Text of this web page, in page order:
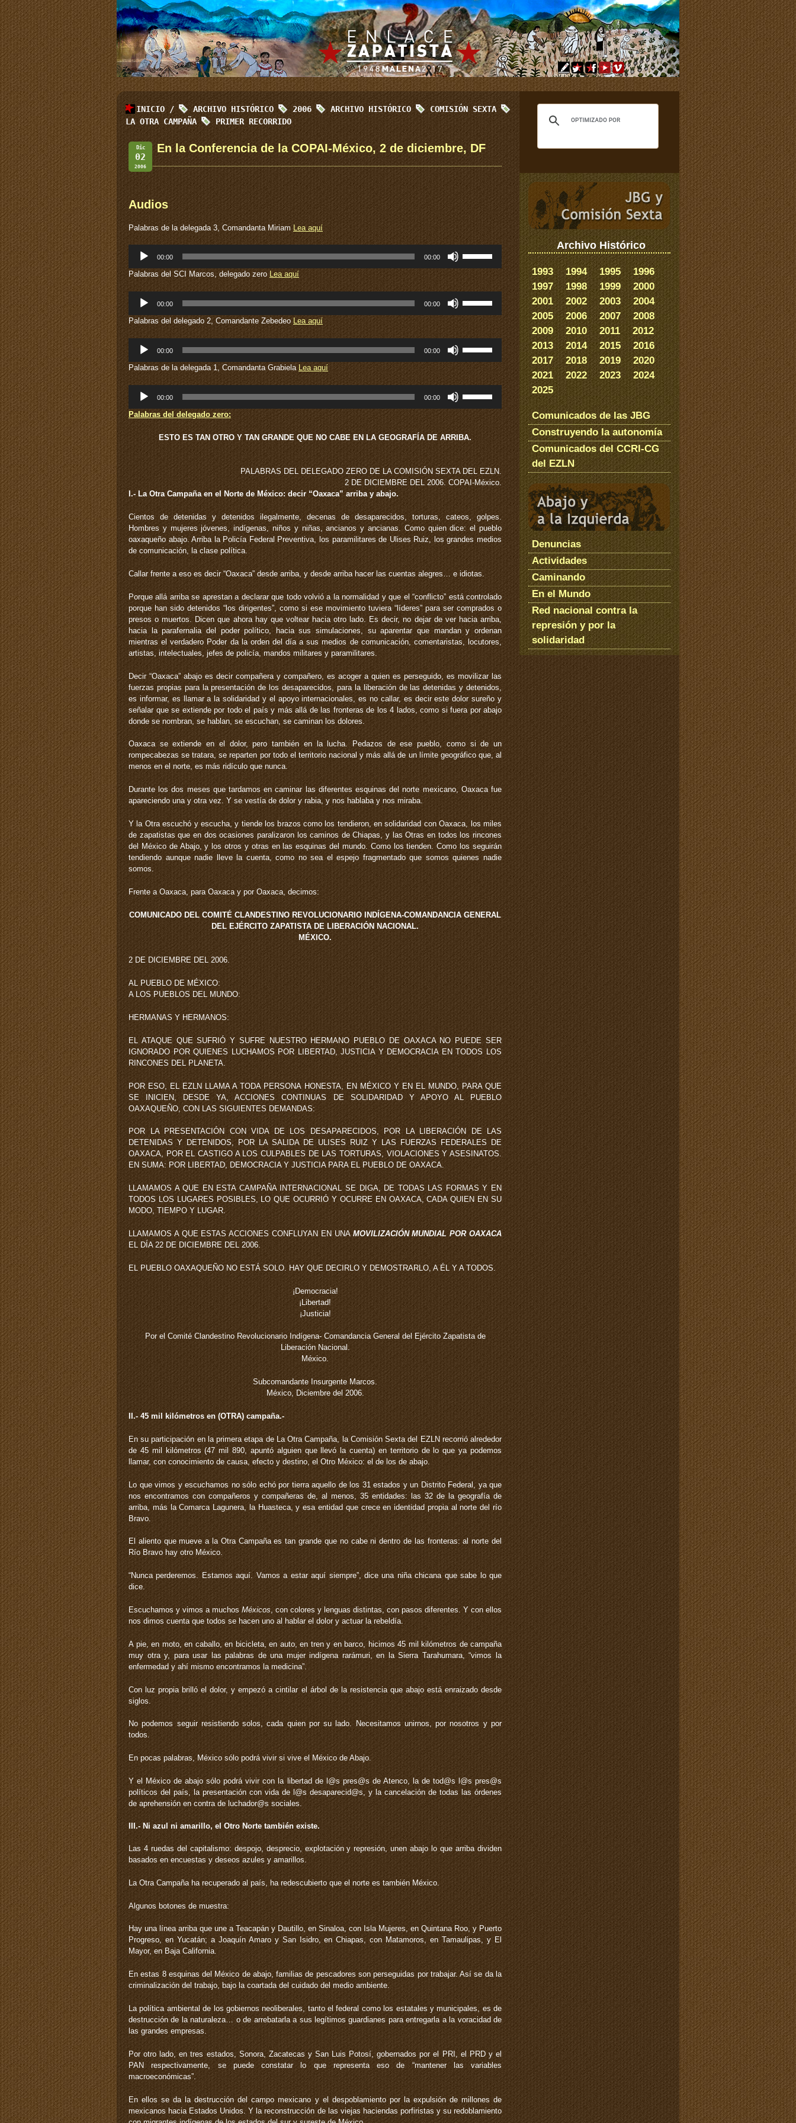
INICIO / ARCHIVO HISTÓRICO 2006 ARCHIVO HISTÓRICO
COMISIÓN SEXTA
LA OTRA CAMPAÑA
PRIMER RECORRIDO
Dic
02
2006
En la Conferencia de la COPAI-México, 2 de diciembre, DF
Audios
Palabras de la delegada 3, Comandanta Miriam Lea aquí
Reproductor
audio
00:00 00:00
las
arriba/abajo
para
o
disminuir
el
volumen.
Palabras del SCI Marcos, delegado zero Lea aquí
Reproductor
audio
00:00 00:00
las
teclas
arriba/abajo
para
aumentar
o
disminuir
el
volumen.
Palabras del delegado 2, Comandante Zebedeo Lea aquí
Reproductor
audio
00:00 00:00
las
teclas
arriba/abajo
para
aumentar
o
disminuir
el
volumen.
Palabras de la delegada 1, Comandanta Grabiela Lea aquí
Reproductor
audio
00:00 00:00
las
flecha
arriba/abajo
aumentar
o
el
volumen.
Palabras del delegado zero:
ESTO ES TAN OTRO Y TAN GRANDE QUE NO CABE EN LA GEOGRAFÍA DE ARRIBA.
PALABRAS DEL DELEGADO ZERO DE LA COMISIÓN SEXTA DEL EZLN.
2 DE DICIEMBRE DEL 2006. COPAI-México.
I.- La Otra Campaña en el Norte de México: decir “Oaxaca” arriba y abajo.
Cientos de detenidas y detenidos ilegalmente, decenas de desaparecidos, torturas, cateos, golpes.
Hombres y mujeres jóvenes, indígenas, niños y niñas, ancianos y ancianas. Como quien dice: el pueblo
oaxaqueño abajo. Arriba la Policía Federal Preventiva, los paramilitares de Ulises Ruiz, los grandes medios
de comunicación, la clase política.
Callar frente a eso es decir “Oaxaca” desde arriba, y desde arriba hacer las cuentas alegres… e idiotas.
Porque allá arriba se aprestan a declarar que todo volvió a la normalidad y que el “conflicto” está controlado
porque han sido detenidos “los dirigentes”, como si ese movimiento tuviera “líderes” para ser comprados o
presos o muertos. Dicen que ahora hay que voltear hacia otro lado. Es decir, no dejar de ver hacia arriba,
hacia la parafernalia del poder político, hacia sus simulaciones, su aparentar que mandan y ordenan
mientras el verdadero Poder da la orden del día a sus medios de comunicación, comentaristas, locutores,
artistas, intelectuales, jefes de policía, mandos militares y paramilitares.
Decir “Oaxaca” abajo es decir compañera y compañero, es acoger a quien es perseguido, es movilizar las
fuerzas propias para la presentación de los desaparecidos, para la liberación de las detenidas y detenidos,
es informar, es llamar a la solidaridad y el apoyo internacionales, es no callar, es decir este dolor sureño y
señalar que se extiende por todo el país y más allá de las fronteras de los 4 lados, como si fuera por abajo
donde se nombran, se hablan, se escuchan, se caminan los dolores.
Oaxaca se extiende en el dolor, pero también en la lucha. Pedazos de ese pueblo, como si de un
rompecabezas se tratara, se reparten por todo el territorio nacional y más allá de un límite geográfico que, al
menos en el norte, es más ridículo que nunca.
Durante los dos meses que tardamos en caminar las diferentes esquinas del norte mexicano, Oaxaca fue
apareciendo una y otra vez. Y se vestía de dolor y rabia, y nos hablaba y nos miraba.
Y la Otra escuchó y escucha, y tiende los brazos como los tendieron, en solidaridad con Oaxaca, los miles
de zapatistas que en dos ocasiones paralizaron los caminos de Chiapas, y las Otras en todos los rincones
del México de Abajo, y los otros y otras en las esquinas del mundo. Como los tienden. Como los seguirán
tendiendo aunque nadie lleve la cuenta, como no sea el espejo fragmentado que somos quienes nadie
somos.
Frente a Oaxaca, para Oaxaca y por Oaxaca, decimos:
COMUNICADO DEL COMITÉ CLANDESTINO REVOLUCIONARIO INDÍGENA-COMANDANCIA GENERAL
DEL EJÉRCITO ZAPATISTA DE LIBERACIÓN NACIONAL.
MÉXICO.
2 DE DICIEMBRE DEL 2006.
AL PUEBLO DE MÉXICO:
A LOS PUEBLOS DEL MUNDO:
HERMANAS Y HERMANOS:
EL ATAQUE QUE SUFRIÓ Y SUFRE NUESTRO HERMANO PUEBLO DE OAXACA NO PUEDE SER
IGNORADO POR QUIENES LUCHAMOS POR LIBERTAD, JUSTICIA Y DEMOCRACIA EN TODOS LOS
RINCONES DEL PLANETA.
POR ESO, EL EZLN LLAMA A TODA PERSONA HONESTA, EN MÉXICO Y EN EL MUNDO, PARA QUE
SE INICIEN, DESDE YA, ACCIONES CONTINUAS DE SOLIDARIDAD Y APOYO AL PUEBLO
OAXAQUEÑO, CON LAS SIGUIENTES DEMANDAS:
POR LA PRESENTACIÓN CON VIDA DE LOS DESAPARECIDOS, POR LA LIBERACIÓN DE LAS
DETENIDAS Y DETENIDOS, POR LA SALIDA DE ULISES RUIZ Y LAS FUERZAS FEDERALES DE
OAXACA, POR EL CASTIGO A LOS CULPABLES DE LAS TORTURAS, VIOLACIONES Y ASESINATOS.
EN SUMA: POR LIBERTAD, DEMOCRACIA Y JUSTICIA PARA EL PUEBLO DE OAXACA.
LLAMAMOS A QUE EN ESTA CAMPAÑA INTERNACIONAL SE DIGA, DE TODAS LAS FORMAS Y EN
TODOS LOS LUGARES POSIBLES, LO QUE OCURRIÓ Y OCURRE EN OAXACA, CADA QUIEN EN SU
MODO, TIEMPO Y LUGAR.
LLAMAMOS A QUE ESTAS ACCIONES CONFLUYAN EN UNA MOVILIZACIÓN MUNDIAL POR OAXACA
EL DÍA 22 DE DICIEMBRE DEL 2006.
EL PUEBLO OAXAQUEÑO NO ESTÁ SOLO. HAY QUE DECIRLO Y DEMOSTRARLO, A ÉL Y A TODOS.
¡Democracia!
¡Libertad!
¡Justicia!
Por el Comité Clandestino Revolucionario Indígena- Comandancia General del Ejército Zapatista de
Liberación Nacional.
México.
Subcomandante Insurgente Marcos.
México, Diciembre del 2006.
II.- 45 mil kilómetros en (OTRA) campaña.-
En su participación en la primera etapa de La Otra Campaña, la Comisión Sexta del EZLN recorrió alrededor
de 45 mil kilómetros (47 mil 890, apuntó alguien que llevó la cuenta) en territorio de lo que ya podemos
llamar, con conocimiento de causa, efecto y destino, el Otro México: el de los de abajo.
Lo que vimos y escuchamos no sólo echó por tierra aquello de los 31 estados y un Distrito Federal, ya que
nos encontramos con compañeros y compañeras de, al menos, 35 entidades: las 32 de la geografía de
arriba, más la Comarca Lagunera, la Huasteca, y esa entidad que crece en identidad propia al norte del río
Bravo.
El aliento que mueve a la Otra Campaña es tan grande que no cabe ni dentro de las fronteras: al norte del
Río Bravo hay otro México.
“Nunca perderemos. Estamos aquí. Vamos a estar aquí siempre”, dice una niña chicana que sabe lo que
dice.
Escuchamos y vimos a muchos Méxicos , con colores y lenguas distintas, con pasos diferentes. Y con ellos
nos dimos cuenta que todos se hacen uno al hablar el dolor y actuar la rebeldía.
A pie, en moto, en caballo, en bicicleta, en auto, en tren y en barco, hicimos 45 mil kilómetros de campaña
muy otra y, para usar las palabras de una mujer indígena rarámuri, en la Sierra Tarahumara, “vimos la
enfermedad y ahí mismo encontramos la medicina”.
Con luz propia brilló el dolor, y empezó a cintilar el árbol de la resistencia que abajo está enraizado desde
siglos.
No podemos seguir resistiendo solos, cada quien por su lado. Necesitamos unirnos, por nosotros y por
todos.
En pocas palabras, México sólo podrá vivir si vive el México de Abajo.
Y el México de abajo sólo podrá vivir con la libertad de l@s pres@s de Atenco, la de tod@s l@s pres@s
políticos del país, la presentación con vida de l@s desaparecid@s, y la cancelación de todas las órdenes
de aprehensión en contra de luchador@s sociales.
III.- Ni azul ni amarillo, el Otro Norte también existe.
Las 4 ruedas del capitalismo: despojo, desprecio, explotación y represión, unen abajo lo que arriba dividen
basados en encuestas y deseos azules y amarillos.
La Otra Campaña ha recuperado al país, ha redescubierto que el norte es también México.
Algunos botones de muestra:
Hay una línea arriba que une a Teacapán y Dautillo, en Sinaloa, con Isla Mujeres, en Quintana Roo, y Puerto
Progreso, en Yucatán; a Joaquín Amaro y San Isidro, en Chiapas, con Matamoros, en Tamaulipas, y El
Mayor, en Baja California.
En estas 8 esquinas del México de abajo, familias de pescadores son perseguidas por trabajar. Así se da la
criminalización del trabajo, bajo la coartada del cuidado del medio ambiente.
La política ambiental de los gobiernos neoliberales, tanto el federal como los estatales y municipales, es de
destrucción de la naturaleza… o de arrebatarla a sus legítimos guardianes para entregarla a la voracidad de
las grandes empresas.
Por otro lado, en tres estados, Sonora, Zacatecas y San Luis Potosí, gobernados por el PRI, el PRD y el
PAN respectivamente, se puede constatar lo que representa eso de “mantener las variables
macroeconómicas”.
En ellos se da la destrucción del campo mexicano y el despoblamiento por la expulsión de millones de
mexicanos hacia Estados Unidos. Y la reconstrucción de las viejas haciendas porfiristas y su redoblamiento
Archivo Histórico
1993 1994 1995
1996
1997
1998 1999
2000
2001
2002 2003
2004
2005
2006 2007
2008
2009
2010 2011
2012
2013
2014 2015
2016
2017
2018 2019
2020
2021
2022 2023
2024
2025
Comunicados de las JBG
Construyendo la autonomía
Comunicados del CCRI-CG
del EZLN
Denuncias
Actividades
Caminando
En el Mundo
Red nacional contra la
represión y por la
solidaridad